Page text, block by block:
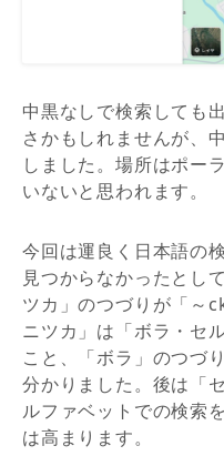
中黒なしで検索しても
さかもしれませんが、
しました。場所はポー
いないと思われます。
今回は運良く日本語の
見つからなかったとし
ツカ」のつづりが「～
ニツカ」は「ボラ・セ
こと、「ボラ」のつづ
分かりました。後は「
ルファベットでの検索
は高まります。